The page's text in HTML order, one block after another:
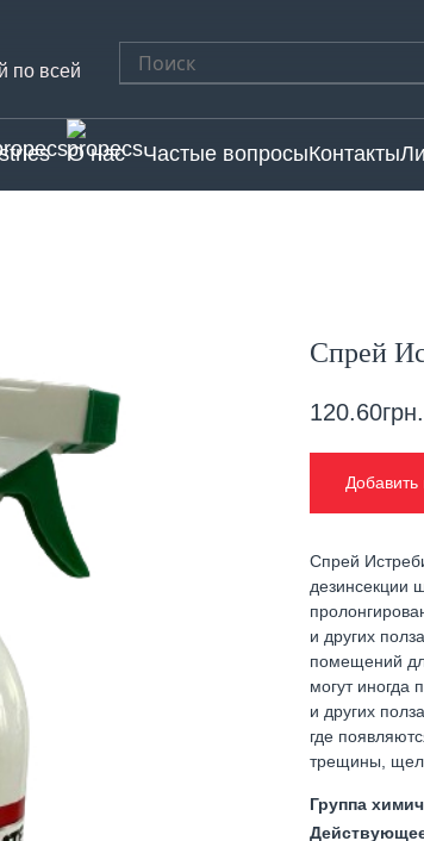
по всей
Найти:
О нас Частые вопросыКонтакты
Спрей
120.60грн.
Добавить
Спрей
дезинсекции
и других
помещений
могут иногда
и других
где
трещины,
Группа